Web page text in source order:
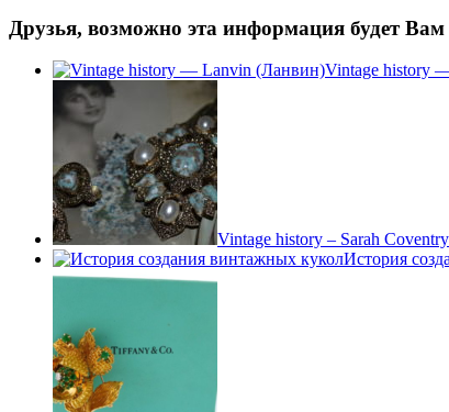
Друзья, возможно эта информация будет Вам
Vintage history
Vintage history – Sarah Coventry
История